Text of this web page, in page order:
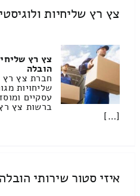
צץ רץ שליחיות
צץ רץ
הובלה
חברת צץ רץ
שליחויות
עסקיים
ברשות צץ
[…]
איזי סטור שירותי הובלה